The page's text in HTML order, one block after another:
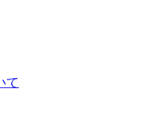
て